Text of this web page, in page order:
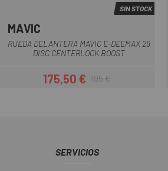
SIN STOCK
MAVIC
RUEDA DELANTERA MAVIC E-DEEMAX 29
DISC CENTERLOCK BOOST
Precio
175,50 €Precio regular
195 €
SERVICIOS